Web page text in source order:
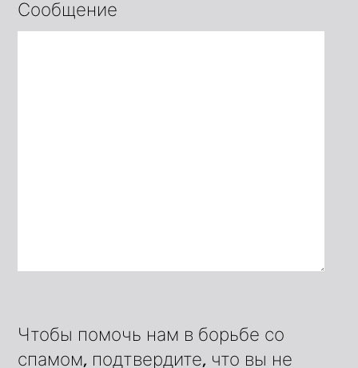
Сообщение
Чтобы помочь нам в борьбе со
спамом, подтвердите, что вы не